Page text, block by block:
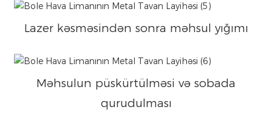
Lazer kəsməsindən sonra məhsul yığımı
Məhsulun püskürtülməsi və sobada
qurudulması